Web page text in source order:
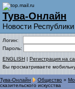
Тува-Онлайн
Новости
Логин:
Пароль:
ENGLISH | Регистрация на
Вы просматриваете
Тува-Онлайн Общество »
сказительского искусства